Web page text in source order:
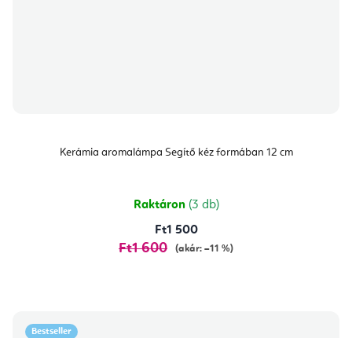
Kerámia aromalámpa Segítő kéz formában 12 cm
Raktáron (3 db)
Ft1 500
Ft1 600 (akár: –11 %)
Bestseller